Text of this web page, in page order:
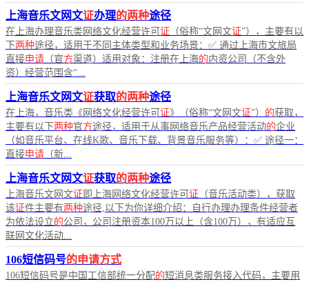
上海音乐文网文证办理的两种途径
在上海办理音乐类网络文化经营许可 证 （俗称“文网文证”），主要有以
下两种途径，适用于不同主体类型和业务场景：✅ 通过上海市文旅局
直接申请 （官方渠道）适用对象：注册在上海的内资公司（不含外
资）经营范围含“...
上海音乐文网文证获取的两种途径
在上海，音乐类《网络文化经营许可 证》（俗称“文网文证”） 的获取，
主要有以下两种官方途径，适用于从事网络音乐产品经营活动的企业
（如音乐平台、在线K歌、音乐下载、背景音乐服务等）：✅ 途径一：
直接申请 （新...
上海音乐文网文证获取的两种途径
上海音乐文网文证 即上海网络文化经营许可 证 （音乐活动类），获取
该证件主要有两种途径,以下为你详细介绍：自行办理办理条件经营者
为依法设立的公司，公司注册资本100万以上（含100万），有适应互
联网文化活动...
106短信码号的申请方式
106短信码号是中国工信部统一分配的短消息类服务接入代码，主要用